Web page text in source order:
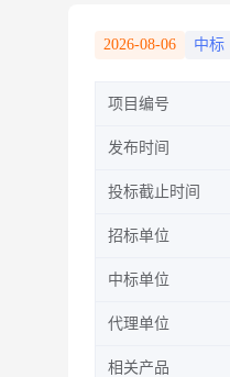
2026-08-06 中标
项目编号
发布时间
投标截止时间
招标单位
中标单位
代理单位
相关产品